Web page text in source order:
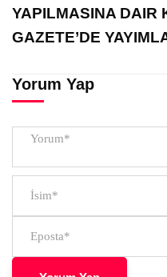
YAPILMASINA DAIR
GAZETE’DE
Yorum Yap